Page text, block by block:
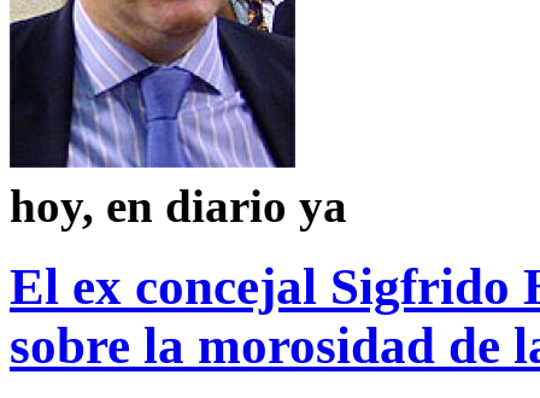
hoy, en diario ya
El ex concejal Sigfrido
sobre la morosidad de